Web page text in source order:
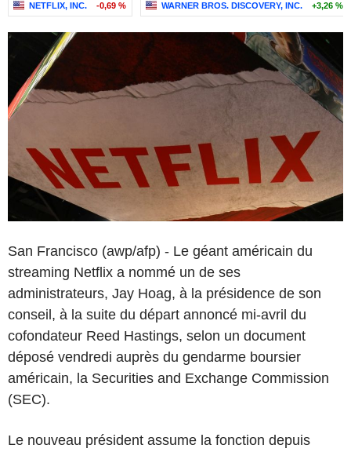
NETFLIX, INC. -0,69 % WARNER BROS. DISCOVERY, INC. +3,26 %
San Francisco (awp/afp) - Le géant américain du
streaming Netflix a nommé un de ses
administrateurs, Jay Hoag, à la présidence de son
conseil, à la suite du départ annoncé mi-avril du
cofondateur Reed Hastings, selon un document
déposé vendredi auprès du gendarme boursier
américain, la Securities and Exchange Commission
(SEC).
Le nouveau président assume la fonction depuis